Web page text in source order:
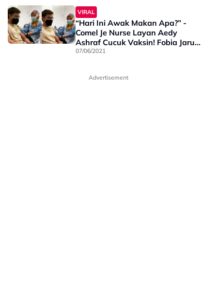
VIRAL
“Hari Ini Awak Makan Apa?” -
Comel Je Nurse Layan Aedy
Ashraf Cucuk Vaksin! Fobia Jarum
Rupanya
07/06/2021
Advertisement